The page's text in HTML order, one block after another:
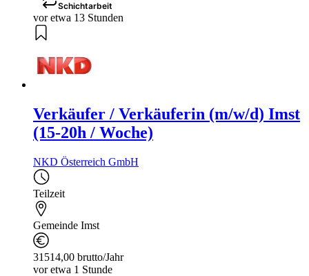
Schichtarbeit
vor etwa 13 Stunden
Verkäufer / Verkäuferin (m/w/d) Imst
(15-20h / Woche)
NKD Österreich GmbH
Teilzeit
Gemeinde Imst
31514,00 brutto/Jahr
vor etwa 1 Stunde